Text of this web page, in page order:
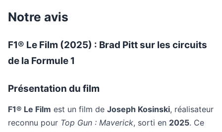
Notre avis
F1® Le Film (2025) : Brad Pitt sur les circuits
de la Formule 1
Présentation du film
F1® Le Film est un film de Joseph Kosinski, réalisateur
reconnu pour Top Gun : Maverick, sorti en 2025. Ce